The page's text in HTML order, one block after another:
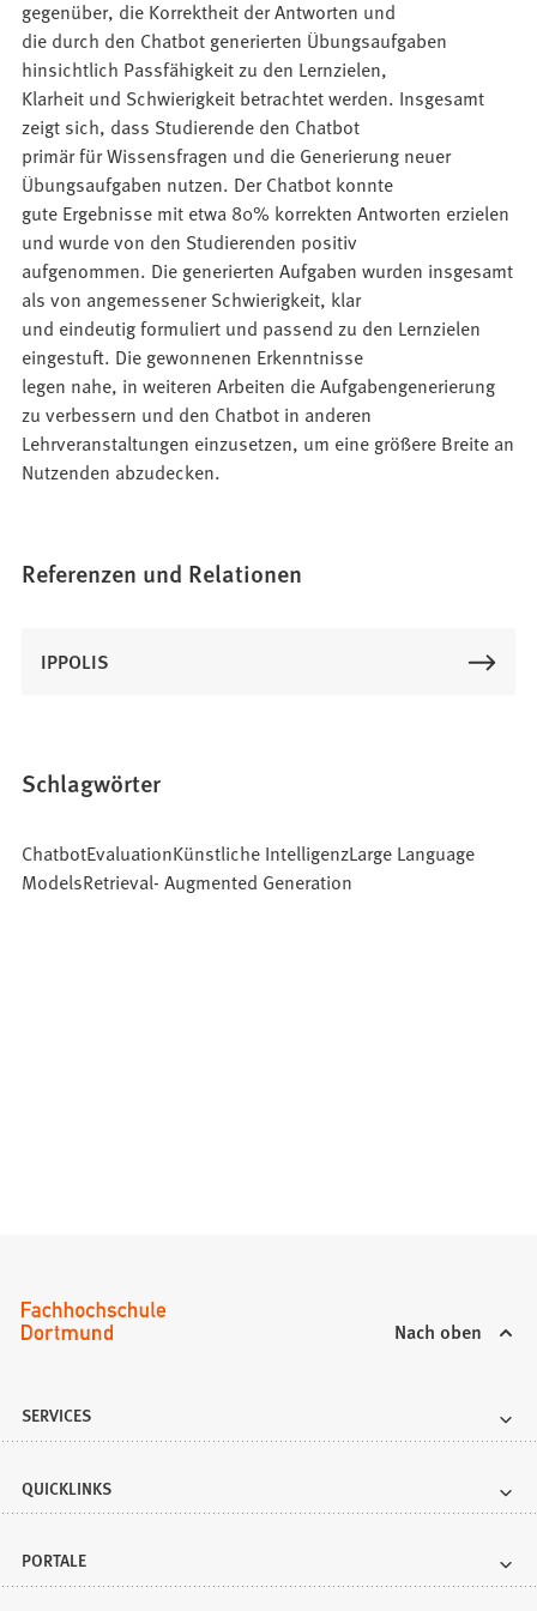
gegenüber, die Korrektheit der Antworten und
die durch den Chatbot generierten Übungsaufgaben
hinsichtlich Passfähigkeit zu den Lernzielen,
Klarheit und Schwierigkeit betrachtet werden. Insgesamt
zeigt sich, dass Studierende den Chatbot
primär für Wissensfragen und die Generierung neuer
Übungsaufgaben nutzen. Der Chatbot konnte
gute Ergebnisse mit etwa 80% korrekten Antworten erzielen
und wurde von den Studierenden positiv
aufgenommen. Die generierten Aufgaben wurden insgesamt
als von angemessener Schwierigkeit, klar
und eindeutig formuliert und passend zu den Lernzielen
eingestuft. Die gewonnenen Erkenntnisse
legen nahe, in weiteren Arbeiten die Aufgabengenerierung
zu verbessern und den Chatbot in anderen
Lehrveranstaltungen einzusetzen, um eine größere Breite an
Nutzenden abzudecken.
Referenzen und Relationen
IPPOLIS
Schlagwörter
ChatbotEvaluationKünstliche IntelligenzLarge Language
ModelsRetrieval- Augmented Generation
Nach oben
SERVICES
QUICKLINKS
PORTALE